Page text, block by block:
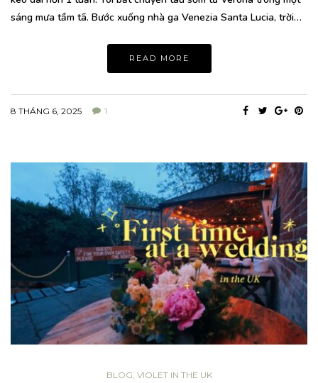
sáng mưa tầm tã. Bước xuống nhà ga Venezia Santa Lucia, trời…
READ MORE
8 THÁNG 6, 2025 1
BLOG VIOLET IN THE UK